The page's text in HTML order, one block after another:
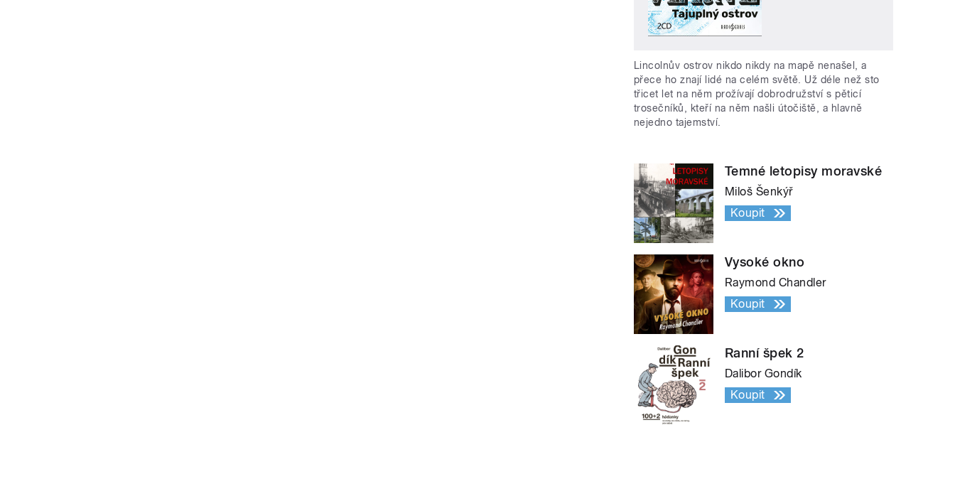
Lincolnův ostrov nikdo nikdy na mapě nenašel, a
přece ho znají lidé na celém světě. Už déle než sto
třicet let na něm prožívají dobrodružství s pěticí
trosečníků, kteří na něm našli útočiště, a hlavně
nejedno tajemství.
Temné letopisy moravské
Miloš Šenkýř
Koupit
Vysoké okno
Raymond Chandler
Koupit
Ranní špek 2
Dalibor Gondík
Koupit